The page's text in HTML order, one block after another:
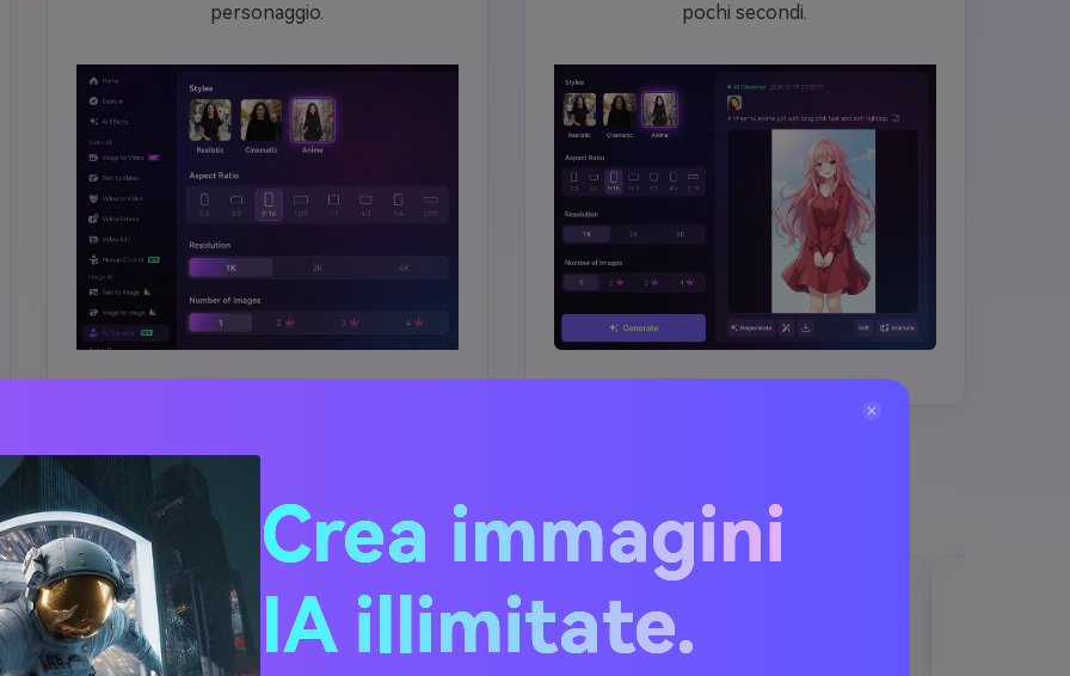
personaggio.
pochi secondi.
per personaggi di Anime AI
Crea immagini
IA illimitate.